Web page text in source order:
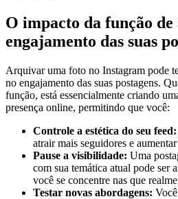
O‌ impacto da função
engajamento das ‌suas
Arquivar uma foto‌ no Instagram pode‍
‍no engajamento⁢ das⁣ suas⁣ postagens.
função, está essencialmente criando⁣
presença⁢ online, permitindo que você:
Controle a estética do seu feed:
atrair mais seguidores e
Pause a ‌visibilidade: Uma
com sua ‍temática atual pode ser
você se concentre nas que
Testar novas abordagens: